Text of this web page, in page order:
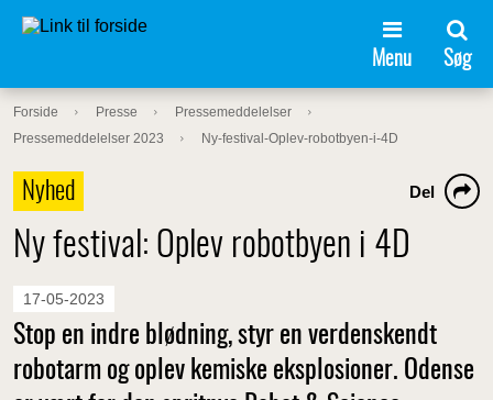
Menu Søg
Forside Presse
Pressemeddelelser
Pressemeddelelser 2023
Ny-festival-Oplev-robotbyen-i-4D
Nyhed
Ny festival: Oplev robotbyen i 4D
Del
17-05-2023
Stop en indre blødning, styr en verdenskendt
robotarm og oplev kemiske eksplosioner. Odense